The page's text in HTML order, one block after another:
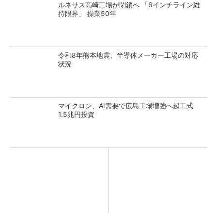
ルネサス高崎工場が閉鎖へ 「6インチライン維
持限界」 操業50年
令和8年熊本地震、半導体メーカー工場の対応
状況
マイクロン、AI需要で広島工場増強へ起工式
1.5兆円投資